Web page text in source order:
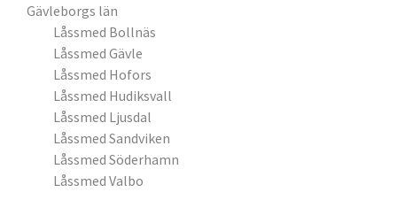
Gävleborgs län
Låssmed Bollnäs
Låssmed Gävle
Låssmed Hofors
Låssmed Hudiksvall
Låssmed Ljusdal
Låssmed Sandviken
Låssmed Söderhamn
Låssmed Valbo